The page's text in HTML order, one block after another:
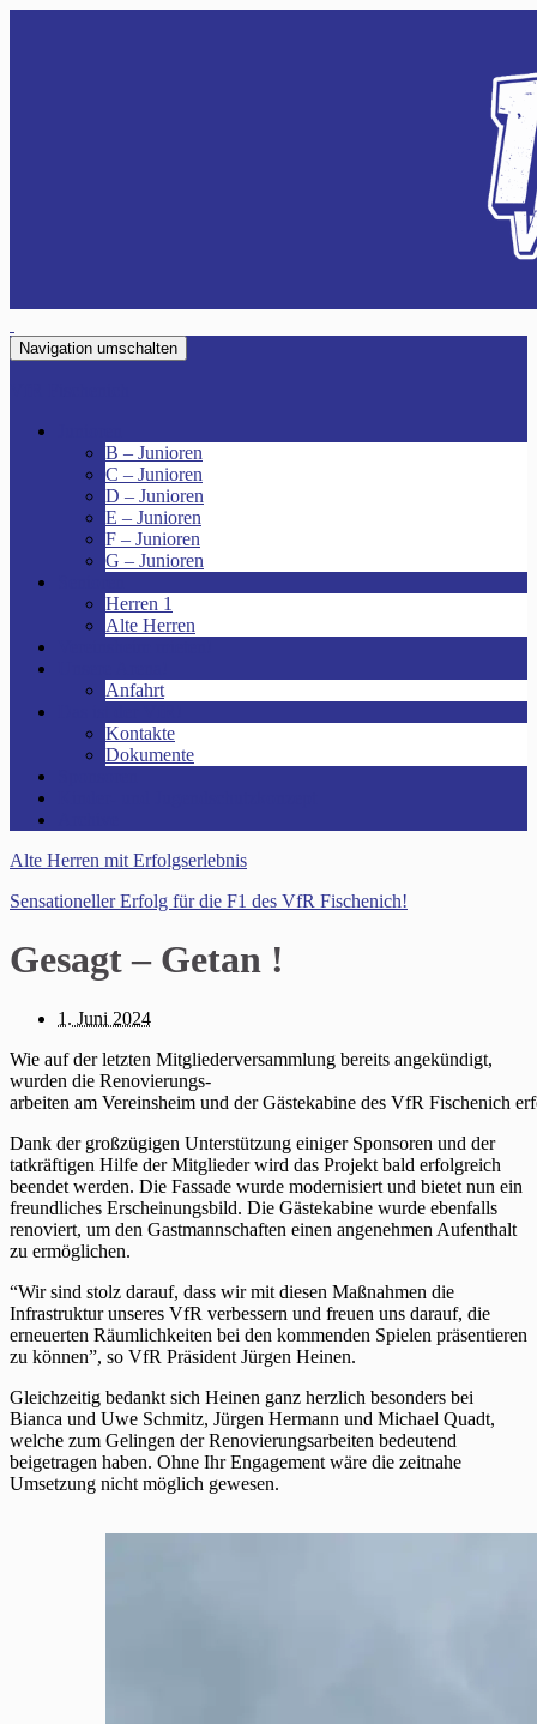
Navigation umschalten
B – Junioren
C – Junioren
D – Junioren
E – Junioren
F – Junioren
G – Junioren
Herren 1
Alte Herren
Anfahrt
Kontakte
Dokumente
Alte Herren mit Erfolgserlebnis
Sensationeller Erfolg für die F1 des VfR Fischenich!
Gesagt – Getan !
1. Juni 2024
Wie auf der letzten Mitgliederversammlung bereits angekündigt,
wurden die Renovierungs-
arbeiten am Vereinsheim und der Gästekabine des VfR Fischenich
Dank der großzügigen Unterstützung einiger Sponsoren und der
tatkräftigen Hilfe der Mitglieder wird das Projekt bald erfolgreich
beendet werden. Die Fassade wurde modernisiert und bietet nun ein
freundliches Erscheinungsbild. Die Gästekabine wurde ebenfalls
renoviert, um den Gastmannschaften einen angenehmen Aufenthalt
zu ermöglichen.
“Wir sind stolz darauf, dass wir mit diesen Maßnahmen die
Infrastruktur unseres VfR verbessern und freuen uns darauf, die
erneuerten Räumlichkeiten bei den kommenden Spielen präsentieren
zu können”, so VfR Präsident Jürgen Heinen.
Gleichzeitig bedankt sich Heinen ganz herzlich besonders bei
Bianca und Uwe Schmitz, Jürgen Hermann und Michael Quadt,
welche zum Gelingen der Renovierungsarbeiten bedeutend
beigetragen haben. Ohne Ihr Engagement wäre die zeitnahe
Umsetzung nicht möglich gewesen.